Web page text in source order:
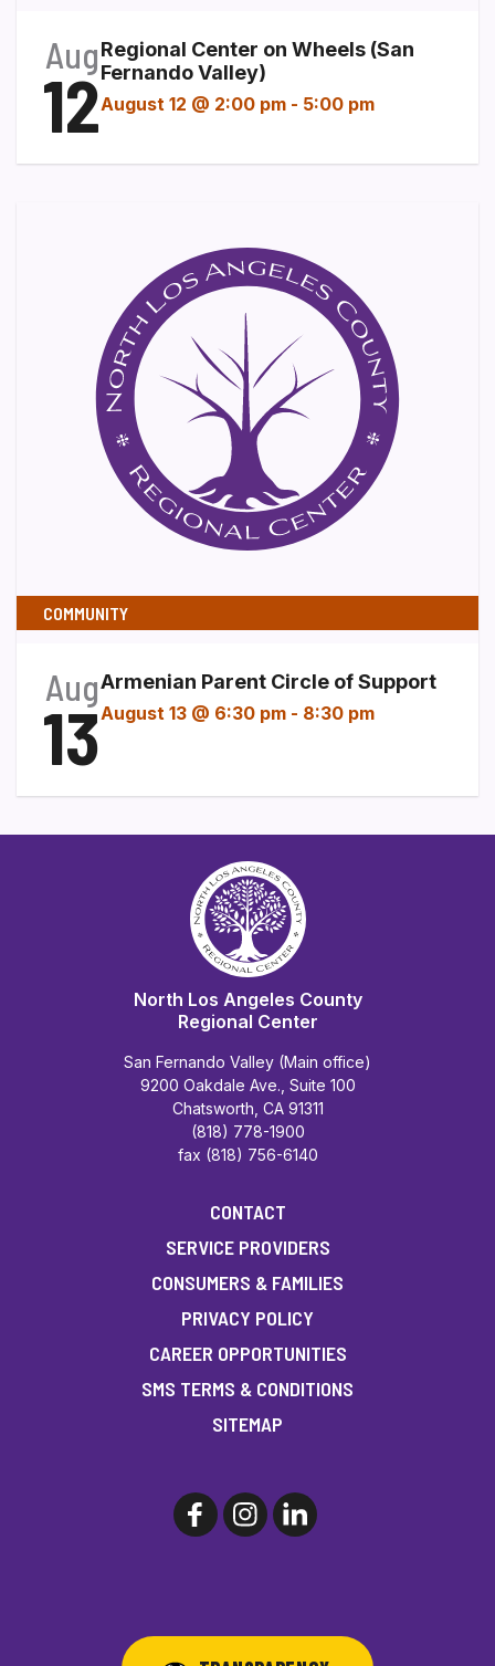
Aug
12
Regional Center on Wheels (San
Fernando Valley)
August 12 @ 2:00 pm - 5:00 pm
COMMUNITY
Aug
13
Armenian Parent Circle of Support
August 13 @ 6:30 pm - 8:30 pm
North Los Angeles County
Regional Center
San Fernando Valley (Main office)
9200 Oakdale Ave., Suite 100
Chatsworth, CA 91311
(818) 778-1900
fax (818) 756-6140
CONTACT
SERVICE PROVIDERS
CONSUMERS & FAMILIES
PRIVACY POLICY
CAREER OPPORTUNITIES
SMS TERMS & CONDITIONS
SITEMAP